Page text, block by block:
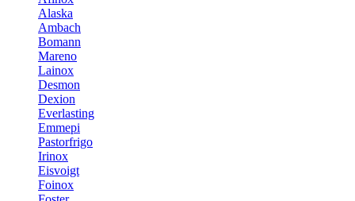
Alaska
Ambach
Bomann
Mareno
Lainox
Desmon
Dexion
Everlasting
Emmepi
Pastorfrigo
Irinox
Eisvoigt
Foinox